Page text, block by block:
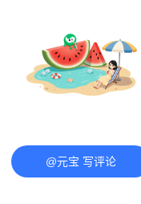
@元宝 写评论